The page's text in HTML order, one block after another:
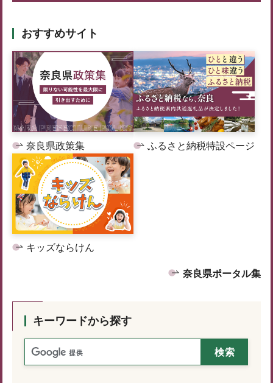
おすすめサイト
奈良県政策集 ふるさと納税特設ページ
キッズならけん
奈良県ポータル集
キーワードから探す